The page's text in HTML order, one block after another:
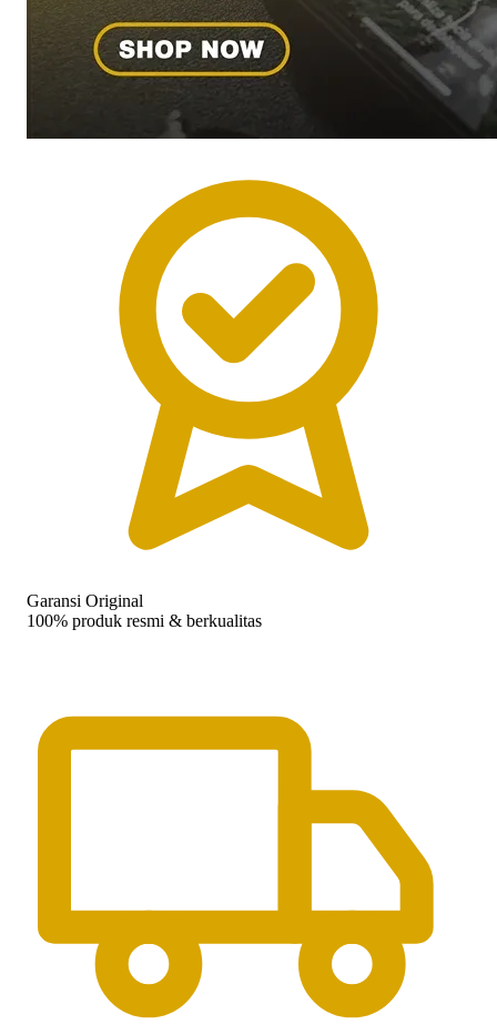
Garansi Original
100% produk resmi & berkualitas